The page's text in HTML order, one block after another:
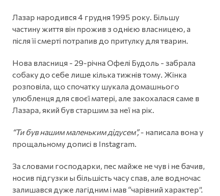
Лазар народився 4 грудня 1995 року. Більшу
частину життя він прожив з однією власницею, а
після її смерті потрапив до притулку для тварин.
Нова власниця - 29-річна Офелі Будоль - забрала
собаку до себе лише кілька тижнів тому. Жінка
розповіла, що спочатку шукала домашнього
улюбленця для своєї матері, але закохалася саме в
Лазара, який був старшим за неї на рік.
“Ти був нашим маленьким дідусем”,- написала вона у
прощальному дописі в Instagram.
За словами господарки, пес майже не чув і не бачив,
носив підгузки ы більшість часу спав, але водночас
залишався дуже лагідним і мав “чарівний характер”.